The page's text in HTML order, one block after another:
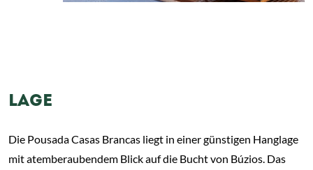
LAGE
Die Pousada Casas Brancas liegt in einer günstigen Hanglage
mit atemberaubendem Blick auf die Bucht von Búzios. Das